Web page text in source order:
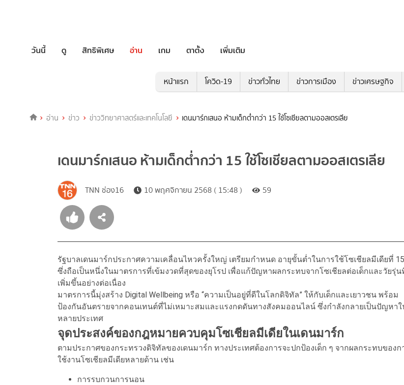
วันนี้ ดู สิทธิพิเศษ อ่าน เกม ตาตั้ง เพิ่มเติม
หน้าแรก โควิด-19 ข่าวทั่วไทย ข่าวการเมือง ข่าวเศรษฐกิจ
อ่าน ข่าว ข่าววิทยาศาสตร์และเทคโนโลยี เดนมาร์กเสนอ ห้ามเด็กต่ำกว่า 15 ใช้โซเชียลตามออสเตรเลีย
เดนมาร์กเสนอ ห้ามเด็กต่ำกว่า 15 ใช้โซเชียลตามออสเตรเลีย
TNN ช่อง16 10 พฤศจิกายน 2568 ( 15:48 ) 59
รัฐบาลเดนมาร์กประกาศความเคลื่อนไหวครั้งใหญ่ เตรียมกำหนด อายุขั้นต่ำในการใช้โซเชียลมีเดียที่
ซึ่งถือเป็นหนึ่งในมาตรการที่เข้มงวดที่สุดของยุโรป เพื่อแก้ปัญหาผลกระทบจากโซเชียลต่อเด็กและวัยรุ่น
เพิ่มขึ้นอย่างต่อเนื่อง
มาตรการนี้มุ่งสร้าง Digital Wellbeing หรือ “ความเป็นอยู่ที่ดีในโลกดิจิทัล” ให้กับเด็กและเยาวชน พร้อม
ป้องกันอันตรายจากคอนเทนต์ที่ไม่เหมาะสมและแรงกดดันทางสังคมออนไลน์ ซึ่งกำลังกลายเป็นปัญหา
หลายประเทศ
จุดประสงค์ของกฎหมายควบคุมโซเชียลมีเดียในเดนมาร์ก
ตามประกาศของกระทรวงดิจิทัลของเดนมาร์ก ทางประเทศต้องการจะปกป้องเด็ก ๆ จากผลกระทบของก
ใช้งานโซเชียลมีเดียหลายด้าน เช่น
การรบกวนการนอน